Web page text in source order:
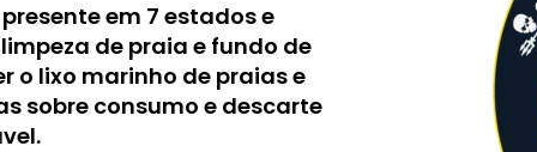
em 7 estados e
de praia e fundo de
o lixo marinho de praias e
sobre consumo e descarte